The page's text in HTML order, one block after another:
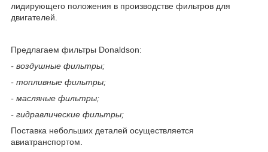
лидирующего положения в производстве фильтров для
двигателей.
Предлагаем фильтры Donaldson:
- воздушные фильтры;
- топливные фильтры;
- масляные фильтры;
- гидравлические фильтры;
Поставка небольших деталей осуществляется
авиатранспортом.